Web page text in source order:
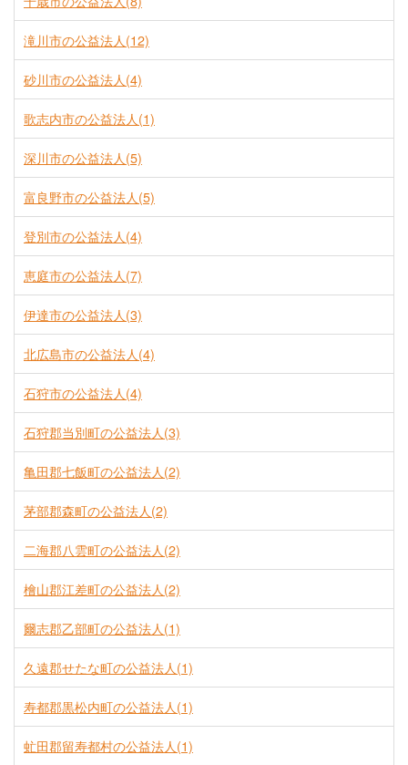
滝川市の公益法人(12)
砂川市の公益法人(4)
歌志内市の公益法人(1)
深川市の公益法人(5)
富良野市の公益法人(5)
登別市の公益法人(4)
恵庭市の公益法人(7)
伊達市の公益法人(3)
北広島市の公益法人(4)
石狩市の公益法人(4)
石狩郡当別町の公益法人(3)
亀田郡七飯町の公益法人(2)
茅部郡森町の公益法人(2)
二海郡八雲町の公益法人(2)
檜山郡江差町の公益法人(2)
爾志郡乙部町の公益法人(1)
久遠郡せたな町の公益法人(1)
寿都郡黒松内町の公益法人(1)
虻田郡留寿都村の公益法人(1)